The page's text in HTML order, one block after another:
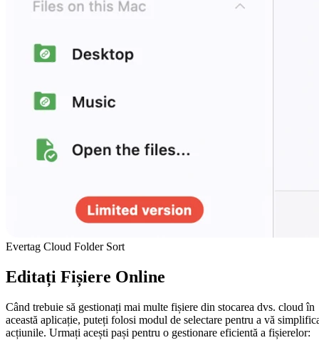
Evertag Cloud Folder Sort
Editați Fișiere Online
Când trebuie să gestionați mai multe fișiere din stocarea dvs. cloud în
această aplicație, puteți folosi modul de selectare pentru a vă
acțiunile. Urmați acești pași pentru o gestionare eficientă a fișierelor: